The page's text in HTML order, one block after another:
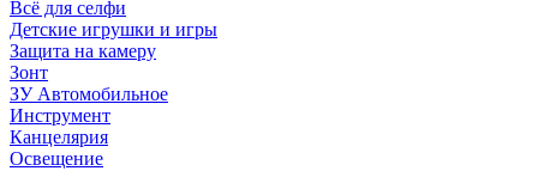
Всё для селфи
Детские игрушки и игры
Защита на камеру
Зонт
ЗУ Автомобильное
Инструмент
Канцелярия
Освещение